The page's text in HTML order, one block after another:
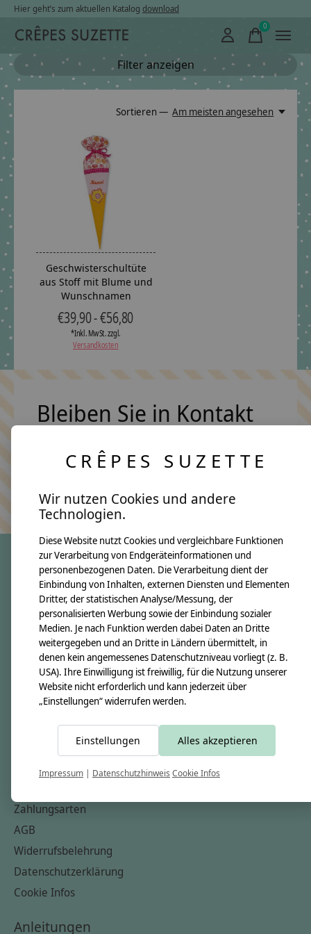
Hier geht’s zum aktuellen Katalog download
0items
Filter anzeigen
Sortieren — Am meisten angesehen
Geschwisterschultüte
aus Stoff mit Blume und
Wunschnamen
€39,90 - €56,80
*Inkl. MwSt. zzgl.
Versandkosten
Bleiben Sie in Kontakt
Keine Sorge, wir übertreiben es nicht
crêpes suzette
Über uns
Unsere Creppies
Nähkästchen
Unsere Stoffe
Impressum
Informationen
Kontakt
Zahlungsarten
AGB
Widerrufsbelehrung
Datenschutzerklärung
Cookie Infos
Anleitungen
CRÊPES SUZETTE
Wir nutzen Cookies und andere
Technologien.
Diese Website nutzt Cookies und vergleichbare Funktionen
zur Verarbeitung von Endgeräteinformationen und
personenbezogenen Daten. Die Verarbeitung dient der
Einbindung von Inhalten, externen Diensten und Elementen
Dritter, der statistischen Analyse/Messung, der
personalisierten Werbung sowie der Einbindung sozialer
Medien. Je nach Funktion werden dabei Daten an Dritte
weitergegeben und an Dritte in Ländern übermittelt, in
denen kein angemessenes Datenschutzniveau vorliegt (z. B.
USA). Ihre Einwilligung ist freiwillig, für die Nutzung unserer
Website nicht erforderlich und kann jederzeit über
„Einstellungen“ widerrufen werden.
Einstellungen Alles akzeptieren
Impressum | Datenschutzhinweis Cookie Infos